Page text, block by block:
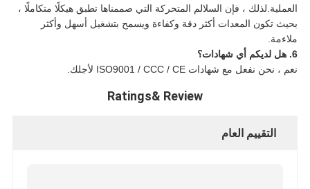
العملية.لذلك ، فإن السلالم المتحركة التي صممناها تطبق هيكلًا متكاملًا ،
بحيث تكون المعدات أكثر دقة وكفاءة ويسمح بتشغيل أسهل وأكثر
ملاءمة.
6. هل لديكم أي شهادات؟
نعم ، نحن نفعل مع شهادات ISO9001 / CCC / CE لأجلك.
Ratings& Review
التقييم العام